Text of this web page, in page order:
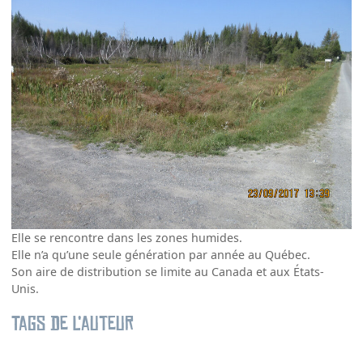
Elle se rencontre dans les zones humides.
Elle n’a qu’une seule génération par année au Québec.
Son aire de distribution se limite au Canada et aux États-
Unis.
Tags de l’auteur